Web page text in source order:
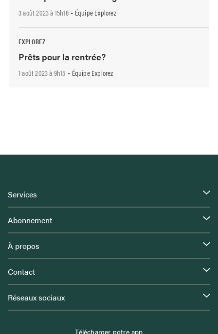
3 août 2023 à 15h18- Équipe Explorez
EXPLOREZ
Prêts pour la rentrée?
1 août 2023 à 9h15 - Équipe Explorez
Services
Abonnement
À propos
Contact
Réseaux sociaux
Télécharger notre app